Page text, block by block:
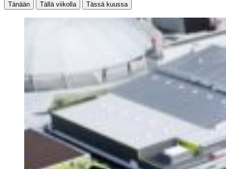
Tänään Tällä viikolla Tässä kuussa